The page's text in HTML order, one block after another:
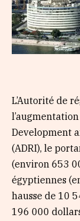
L’Autorité de
Development
(ADRI), le
(environ 653
égyptiennes
hausse de 10
196 000